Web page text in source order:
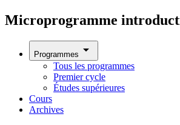
Microprogramme
Programmes arrow_drop_down
Tous les programmes
Premier cycle
Études supérieures
Cours
Archives